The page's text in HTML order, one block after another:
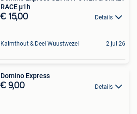
RACE µ1h
€ 15,00 Details
Kalmthout & Deel Wuustwezel 2 jul 26
Domino Express
€ 9,00 Details